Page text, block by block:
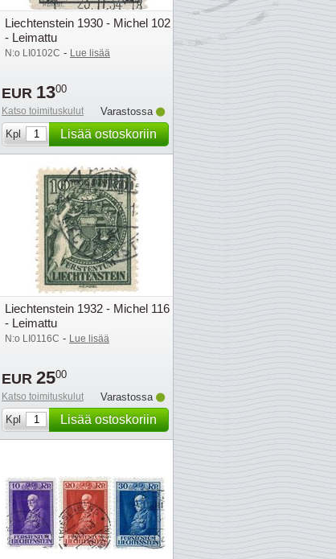
Liechtenstein 1930 - Michel 102
- Leimattu
N:o LI0102C - Lue lisää
EUR 1300
Katso toimituskulut
Varastossa
Kpl
Lisää ostoskoriin
Liechtenstein 1932 - Michel 116
- Leimattu
N:o LI0116C - Lue lisää
EUR 2500
Katso toimituskulut
Varastossa
Kpl
Lisää ostoskoriin